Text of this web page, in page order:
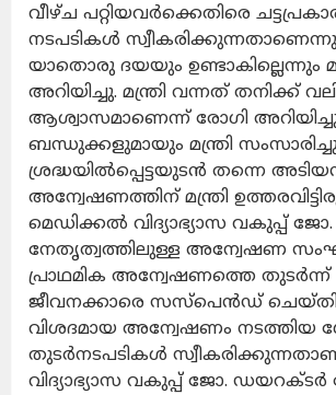
വീഴ്ച പറ്റിയവര്‍ക്കെതിരെ
നടപടികള്‍
യാതൊരു ദയയും ഉണ്ടാകില്ലെന്നും
അറിയിച്ചു. മന്ത്രി വന്നത് തനിക്ക്
ആശ്വാസമാണെന്ന് രോഗി
ബന്ധുക്കളുമായും മന്ത്രി
ശ്രദ്ധയില്‍പ്പെട്ടയുടന്‍ തന്നെ
അന്വേഷണത്തിന് മന്ത്രി
മെഡിക്കല്‍ വിദ്യാഭ്യാസ വകുപ്പ്
നേതൃത്വത്തിലുള്ള അന്വേഷണ
പ്രാഥമിക അന്വേഷണത്തെ തുടര്‍ന്ന്
ജീവനക്കാരെ സസ്‌പെന്‍ഡ്
വിശദമായ അന്വേഷണം നടത്തിയ
തുടര്‍നടപടികള്‍
വിദ്യാഭ്യാസ വകുപ്പ് ജോ.